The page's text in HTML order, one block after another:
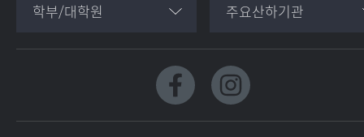
학부/대학원 주요산하기관